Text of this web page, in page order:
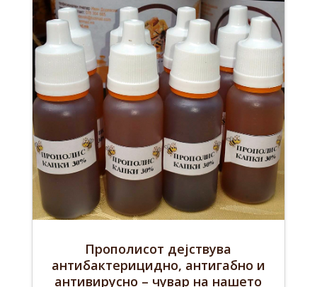
Прополисот дејствува
антибактерицидно, антигабно и
антивирусно – чувар на нашето